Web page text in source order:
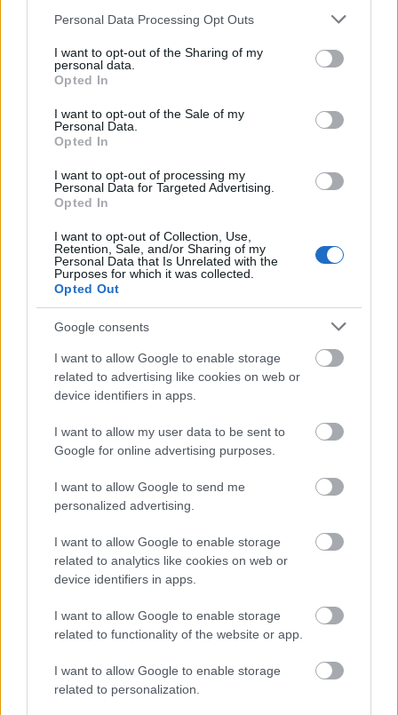
Please note that this website/app uses one or more Google
not limited to your visit or usage behaviour. You may click to
grant or deny consent to Google and its third-party tags to
use your data for below specified purposes in below Google
consent section.
Personal Data Processing Opt Outs
I want to opt-out of the Sharing of my
personal data.
Opted In
I want to opt-out of the Sale of my
Personal Data.
Opted In
I want to opt-out of processing my
Personal Data for Targeted Advertising.
Opted In
I want to opt-out of Collection, Use,
Retention, Sale, and/or Sharing of my
Personal Data that Is Unrelated with the
Purposes for which it was collected.
Opted Out
Google consents
I want to allow Google to enable storage
related to advertising like cookies on web or
device identifiers in apps.
I want to allow my user data to be sent to
Google for online advertising purposes.
I want to allow Google to send me
personalized advertising.
I want to allow Google to enable storage
related to analytics like cookies on web or
device identifiers in apps.
I want to allow Google to enable storage
related to functionality of the website or app.
I want to allow Google to enable storage
related to personalization.